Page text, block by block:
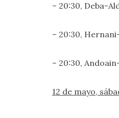
– 20:30, Deba-
– 20:30,
– 20:30,
12 de mayo,